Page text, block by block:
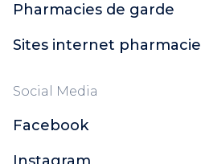
Pharmacies de garde
Sites internet pharmacie
Social Media
Facebook